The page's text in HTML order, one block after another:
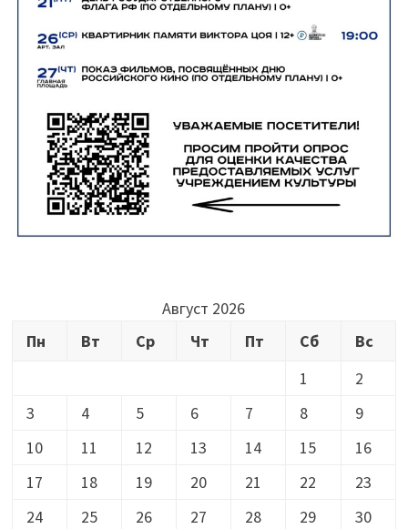
Август 2026
Пн
Вт Ср Чт Пт Сб
Вс
1
2
3
4 5 6 7 8
9
10
11 12 13 14 15
16
17
18 19 20 21 22
23
24
25 26 27 28 29
30